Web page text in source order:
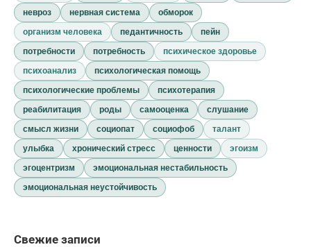
невроз
нервная система
обморок
организм человека
педантичность
пейн
потребности
потребность
психическое здоровье
психоанализ
психологическая помощь
психологические проблемы
психотерапия
реабилитация
роды самооценка
слушание
смысл жизни
социопат социофоб
талант
улыбка
хронический стресс ценности
эгоизм
эгоцентризм
эмоциональная нестабильность
эмоциональная неустойчивость
Свежие записи